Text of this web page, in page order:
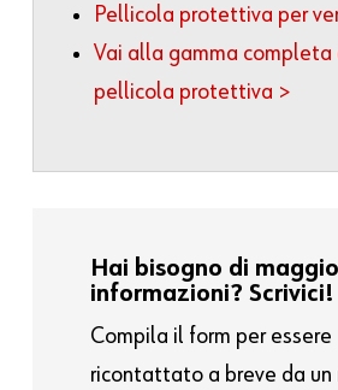
Pellicola protettiva per
Vai alla gamma
pellicola protettiva >
Hai bisogno di
informazioni? Scrivici!
Compila il form per essere
ricontattato a breve da un